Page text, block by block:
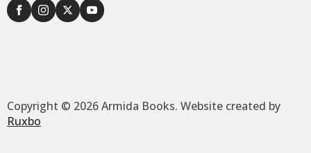
Copyright © 2026 Armida Books. Website created by
Ruxbo